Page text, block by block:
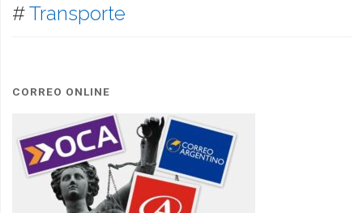
#Transporte
CORREO ONLINE